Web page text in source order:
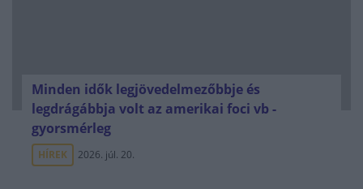
Minden idők legjövedelmezőbbje és
legdrágábbja volt az amerikai foci vb -
gyorsmérleg
HÍREK 2026. júl. 20.